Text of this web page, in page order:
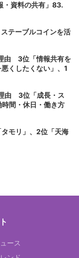
資料の共有」83.
テーブルコインを活
由 3位「情報共有を
くしたくない」、1
由 3位「成長・ス
間・休日・働き方
モリ」、2位「天海
ース